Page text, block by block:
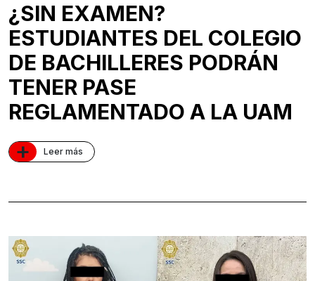
¿SIN EXAMEN?
ESTUDIANTES DEL COLEGIO
DE BACHILLERES PODRÁN
TENER PASE
REGLAMENTADO A LA UAM
+ Leer más